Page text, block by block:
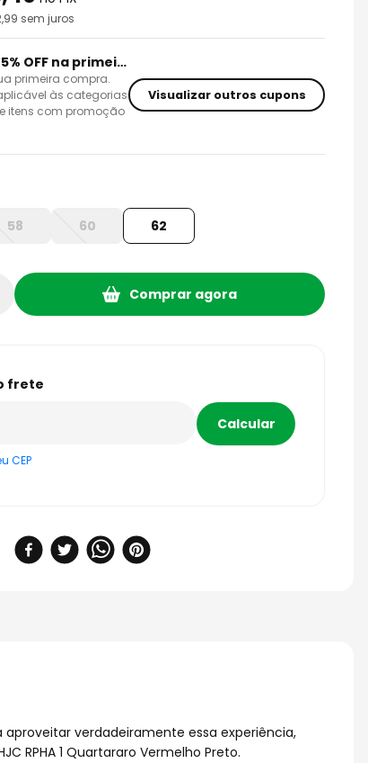
sem juros
Cupom de 5% OFF na primeira compra
primeira compra.
às categorias
itens com promoção
Visualizar outros cupons
58 60 62
Comprar agora
CEP
verdadeiramente essa experiência,
RPHA 1 Quartararo Vermelho Preto.